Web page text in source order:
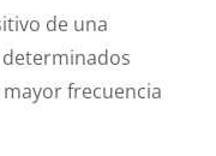
de una
frecuencia